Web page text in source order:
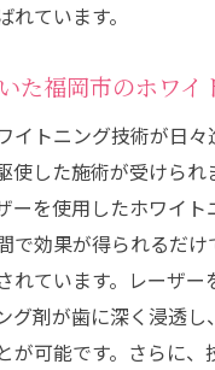
ています。
た福岡市のホワイ
イトニング技術が日々
使した施術が受けられ
ーを使用したホワイト
で効果が得られるだ
れています。レーザー
グ剤が歯に深く浸透し
が可能です。さらに、